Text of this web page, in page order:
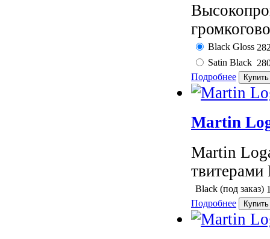
Black Gloss
Satin Black
Подробнее
Martin
Martin
Black (под заказ)
Подробнее